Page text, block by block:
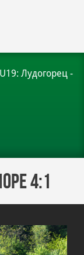
Лудогорец -
4:1